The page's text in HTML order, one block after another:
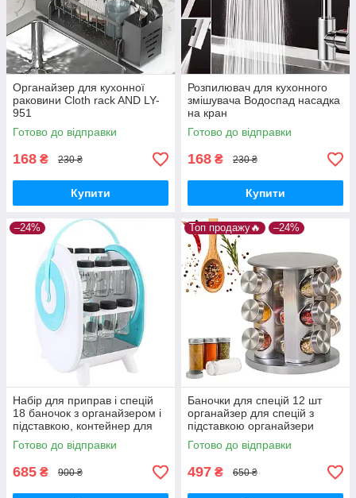
Органайзер для кухонної
раковини Cloth rack AND LY-
951
Готово до відправки
168 ₴ 230 ₴
Купити
Розпилювач для кухонного
змішувача Водоспад насадка
на кран
Готово до відправки
168 ₴ 230 ₴
Купити
–24%
Набір для приправ і спецій
18 баночок з органайзером і
підставкою, контейнер для
приправ
Готово до відправки
685 ₴ 900 ₴
Топ продажу🔥 –24%
Баночки для спецій 12 шт
органайзер для спецій з
підставкою органайзери
набір контейнерів для
приправ
Готово до відправки
497 ₴ 650 ₴